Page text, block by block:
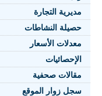
2021
التجارة
النشاطات
الأسعار
صحفية
زوار الموقع